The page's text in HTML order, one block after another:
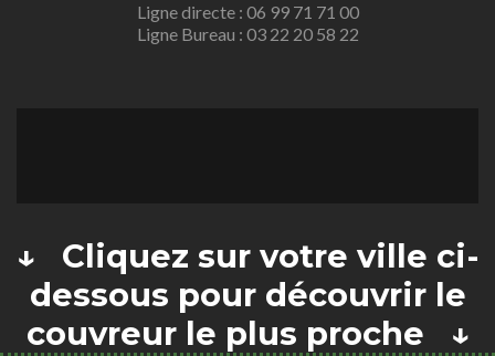
Ligne directe : 06 99 71 71 00
Ligne Bureau : 03 22 20 58 22
↓ Cliquez sur votre ville ci-
dessous pour découvrir le
couvreur le plus proche ↓